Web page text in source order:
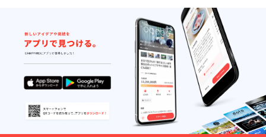
、電子
レンジ/
食洗機
対応）
・カッ
プ容
器 １
つ（容
量約
300ml
、電子
レンジ/
食洗機
対応）
接仕入
れた新
鮮な野
菜や果
実をお
届けし
ます。
https://
kuonsh
op.com/
※露地物
なので
季節に
よって
場合
は、要
相談。
交通費
や宿泊
費を別
途追加
で頂く
可能性
があり
ます